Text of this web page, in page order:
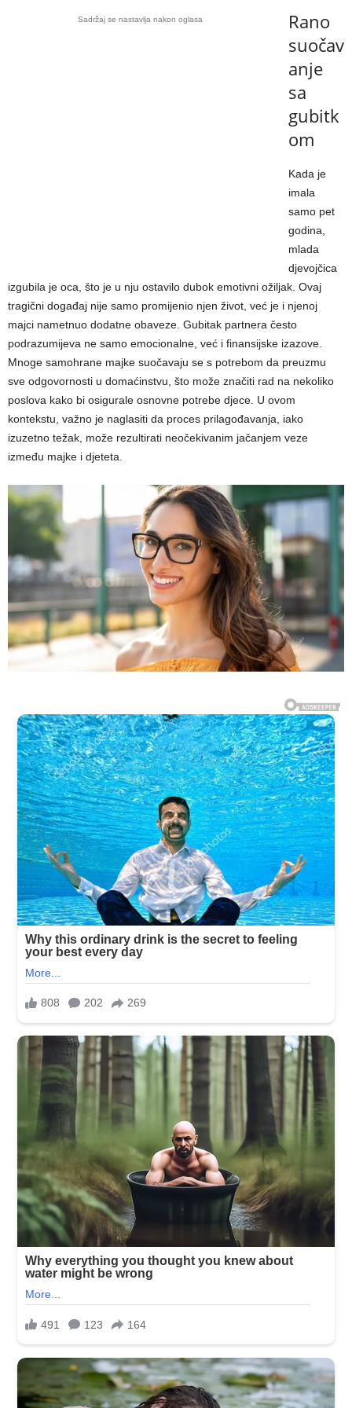
Sadržaj se nastavlja nakon oglasa
Rano
suočav
anje
sa
gubitk
om
Kada je
imala
samo pet
godina,
mlada
djevojčica
izgubila je oca, što je u nju ostavilo dubok emotivni ožiljak. Ovaj
tragični događaj nije samo promijenio njen život, već je i njenoj
majci nametnuo dodatne obaveze. Gubitak partnera često
podrazumijeva ne samo emocionalne, već i finansijske izazove.
Mnoge samohrane majke suočavaju se s potrebom da preuzmu
sve odgovornosti u domaćinstvu, što može značiti rad na nekoliko
poslova kako bi osigurale osnovne potrebe djece. U ovom
kontekstu, važno je naglasiti da proces prilagođavanja, iako
izuzetno težak, može rezultirati neočekivanim jačanjem veze
između majke i djeteta.